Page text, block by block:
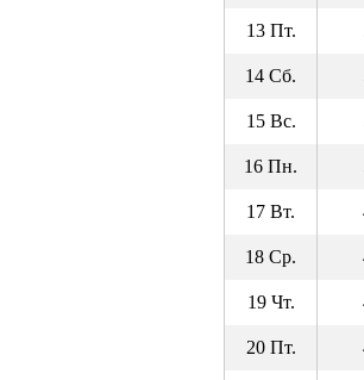
13 Пт.
14 Сб.
15 Вс.
16 Пн.
17 Вт.
18 Ср.
19 Чт.
20 Пт.